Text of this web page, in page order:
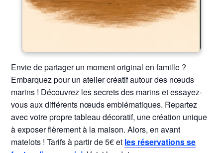
Envie de partager un moment original en famille ?
Embarquez pour un atelier créatif autour des nœuds
marins ! Découvrez les secrets des marins et essayez-
vous aux différents nœuds emblématiques. Repartez
avec votre propre tableau décoratif, une création unique
à exposer fièrement à la maison. Alors, en avant
matelots ! Tarifs à partir de 5€ et les réservations se